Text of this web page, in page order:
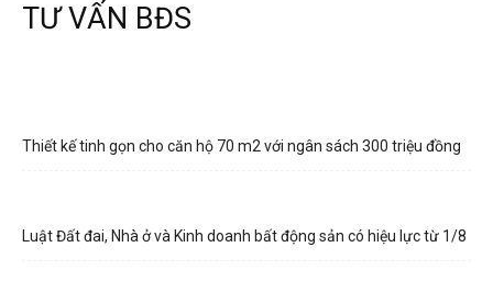
TƯ VẤN BĐS
Thiết kế tinh gọn cho căn hộ 70 m2 với ngân sách 300 triệu đồng
Luật Đất đai, Nhà ở và Kinh doanh bất động sản có hiệu lực từ 1/8